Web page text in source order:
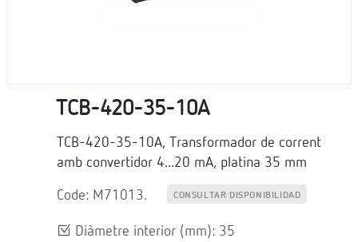
TCB-420-35-10A
TCB-420-35-10A, Transformador de corrent
amb convertidor 4...20 mA, platina 35 mm
Code: M71013. CONSULTAR DISPONIBILIDAD
Diàmetre interior (mm): 35